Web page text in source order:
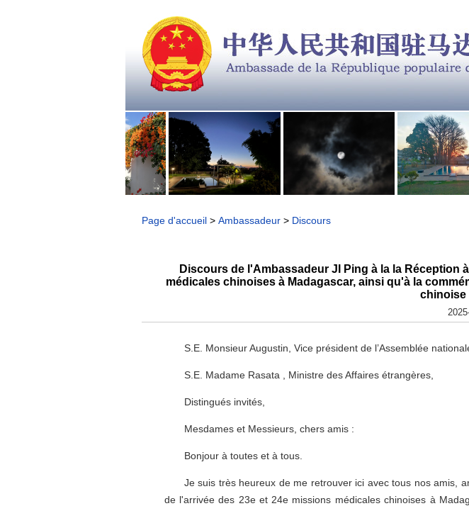
Page d'accueil> Ambassadeur> Discours
Discours de l'Ambassadeur JI Ping à la la Réception
médicales chinoises à Madagascar, ainsi qu'à la
chinoise
S.E. Monsieur Augustin, Vice président de l’Assemblée
S.E. Madame Rasata , Ministre des Affaires étrangères,
Distingués invités,
Mesdames et Messieurs, chers amis :
Bonjour à toutes et à tous.
Je suis très heureux de me retrouver ici avec tous nos amis,
de l'arrivée des 23e et 24e missions médicales chinoises à